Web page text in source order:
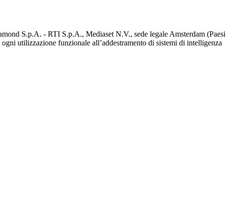
S.p.A. - RTI S.p.A., Mediaset N.V., sede legale Amsterdam (Paesi
utilizzazione funzionale all’addestramento di sistemi di intelligenza